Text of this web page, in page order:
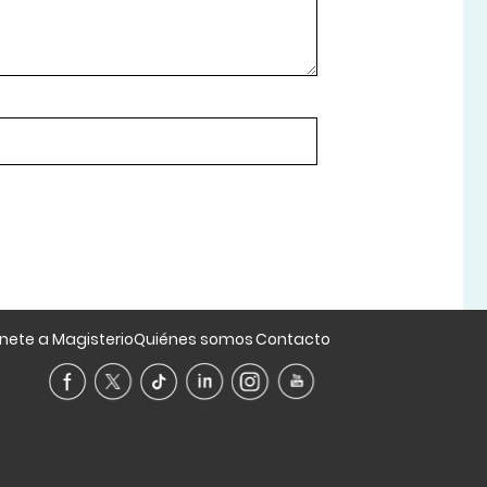
a MagisterioQuiénes somosContacto